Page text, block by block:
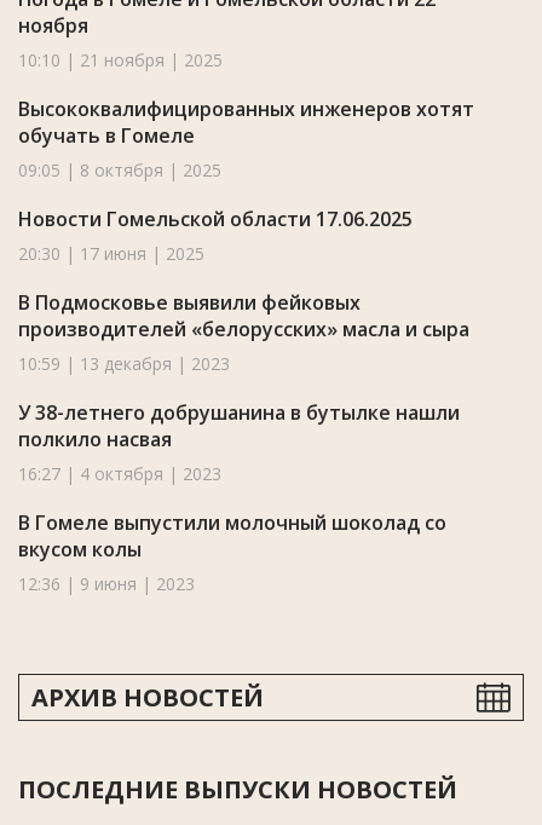
ноября
10:10 | 21 ноября | 2025
Высококвалифицированных инженеров хотят
обучать в Гомеле
09:05 | 8 октября | 2025
Новости Гомельской области 17.06.2025
20:30 | 17 июня | 2025
В Подмосковье выявили фейковых
производителей «белорусских» масла и сыра
10:59 | 13 декабря | 2023
У 38-летнего добрушанина в бутылке нашли
полкило насвая
16:27 | 4 октября | 2023
В Гомеле выпустили молочный шоколад со
вкусом колы
12:36 | 9 июня | 2023
АРХИВ НОВОСТЕЙ
ПОСЛЕДНИЕ ВЫПУСКИ НОВОСТЕЙ